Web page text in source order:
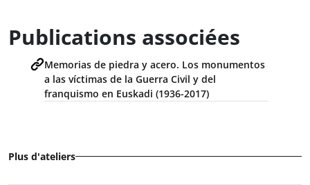
Publications associées
Memorias de piedra y acero. Los monumentos
a las víctimas de la Guerra Civil y del
franquismo en Euskadi (1936-2017)
Plus d'ateliers